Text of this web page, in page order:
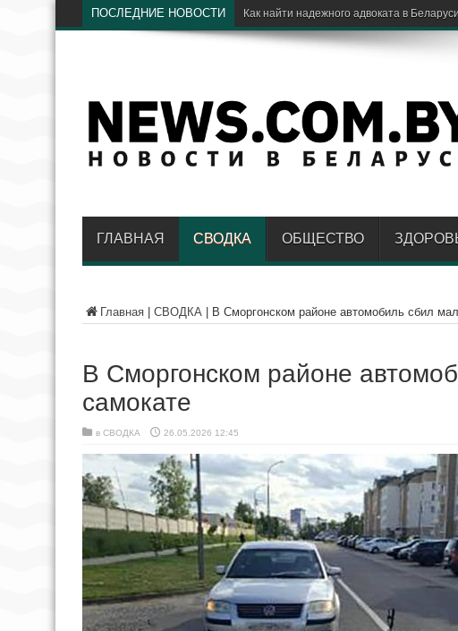
ПОСЛЕДНИЕ НОВОСТИ
ГЛАВНАЯ СВОДКА ОБЩЕСТВО
Главная СВОДКА В Сморгонском районе автомобиль сбил
В Сморгонском районе
самокате
в СВОДКА 26.05.2026 12:45